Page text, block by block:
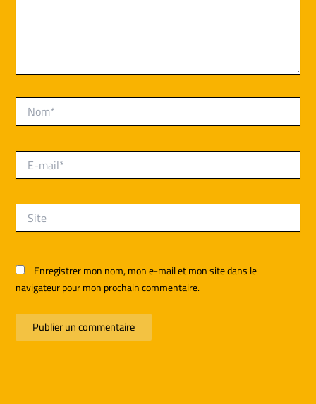
Nom*
E-
mail*
Site
Enregistrer mon nom, mon e-mail et mon site dans le
navigateur pour mon prochain commentaire.